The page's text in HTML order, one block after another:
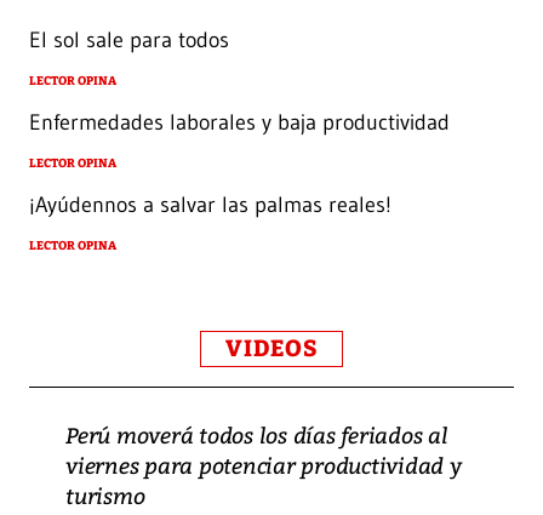
El sol sale para todos
LECTOR OPINA
Enfermedades laborales y baja productividad
LECTOR OPINA
¡Ayúdennos a salvar las palmas reales!
LECTOR OPINA
VIDEOS
Perú moverá todos los días feriados al
viernes para potenciar productividad y
turismo